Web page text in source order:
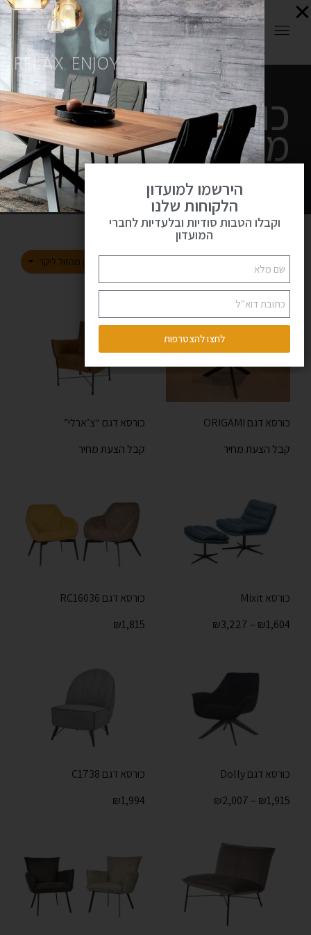
כורסאות
מעוצבות
למיין מהזול ליקר
כורסא דגם ORIGAMI
קבל הצעת מחיר
כורסא דגם “צ’ארלי”
קבל הצעת מחיר
כורסא Mixit
₪1,604
–
₪3,227
כורסא דגם RC16036
₪1,815
כורסא דגם Dolly
₪1,915
–
₪2,007
כורסא דגם C1738
₪1,994
RELAX. ENJOY.
הירשמו למועדון
הלקוחות שלנו
וקבלו הטבות סודיות ובלעדיות לחברי
המועדון
לחצו להצטרפות